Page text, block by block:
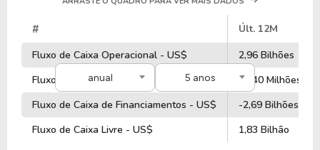
A empresa é negociada no Brasil através do BDR
STZB34
, ou pode ser adquirida no exterior através
do tickerSTZ.
anual 5 anos
#
Últ. 12M
Fluxo de Caixa Operacional - US$
2,96 Bilhões
Fluxo de Caixa de Investimentos - US$
19,40 Milhões
Fluxo de Caixa de Financiamentos - US$
-2,69 Bilhões
Fluxo de Caixa Livre - US$
1,83 Bilhão